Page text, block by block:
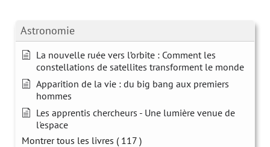
Astronomie
La nouvelle ruée vers l’orbite : Comment les
constellations de satellites transforment le monde
Apparition de la vie : du big bang aux premiers
hommes
Les apprentis chercheurs - Une lumière venue de
l'espace
Montrer tous les livres ( 117 )